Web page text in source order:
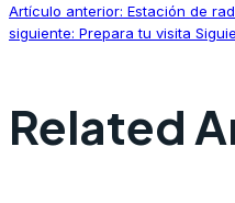
Artículo anterior: Estación de
siguiente: Prepara tu visita
Related